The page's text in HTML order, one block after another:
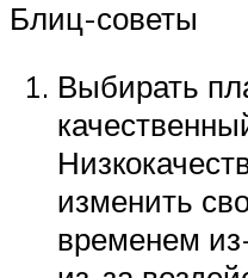
Блиц-советы
Выбирать
изменить
временем